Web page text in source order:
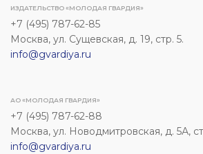
ИЗДАТЕЛЬСТВО «МОЛОДАЯ ГВАРДИЯ»
+7 (495) 787-62-85
Москва, ул. Сущевская, д. 19, стр. 5.
info@gvardiya.ru
АО «МОЛОДАЯ ГВАРДИЯ»
+7 (495) 787-62-88
Москва, ул. Новодмитровская, д. 5А,
info@gvardiya.ru